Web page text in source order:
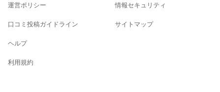
運営ポリシー
口コミ投稿ガイドライン
ヘルプ
利用規約
情報セキュリティ
サイトマップ